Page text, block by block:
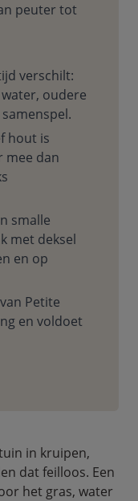
peuter tot
verschilt:
oudere
hout is
mee dan
smalle
met deksel
en op
Petite
en voldoet
in kruipen,
dat feilloos. Een
het gras, water